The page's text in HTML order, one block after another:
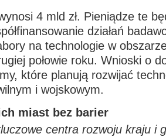
4 mld zł. Pieniądze te
działań
na technologie w
połowie roku. Wnioski o
które planują rozwijać
i wojskowym.
miast bez barier
centra rozwoju kraju i